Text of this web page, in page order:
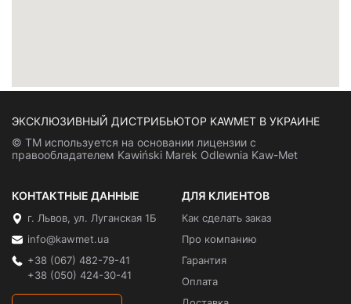
ЭКСКЛЮЗИВНЫЙ ДИСТРИБЬЮТОР KAWMET В УКРАИНЕ
© ТМ используется на основании лицензии с
правообладателем Kawiński Marek Odlewnia Kaw-Met
КОНТАКТНЫЕ ДАННЫЕ
г. Львов, ул. Луганская 1Б
info@kawmet.ua
+38 (067) 482-79-41
+38 (050) 424-30-41
ДЛЯ КЛИЕНТОВ
Как сделать заказ
Про компанию
Гарантия
Оплата